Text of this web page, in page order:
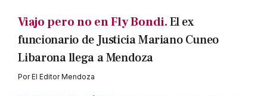
Viajo pero no en Fly Bondi.El ex
funcionario de Justicia Mariano Cuneo
Libarona llega a Mendoza
PorEl Editor Mendoza